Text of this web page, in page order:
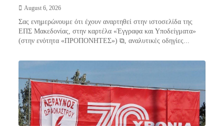
August 6, 2026
Σας ενημερώνουμε ότι έχουν αναρτηθεί στην ιστοσελίδα της
ΕΠΣ Μακεδονίας, στην καρτέλα «Έγγραφα και Υποδείγματα»
(στην ενότητα «ΠΡΟΠΟΝΗΤΕΣ») ⧉, αναλυτικές οδηγίες...